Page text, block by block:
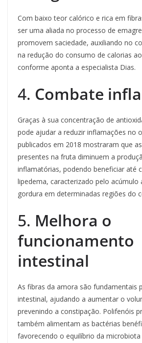
Com baixo teor calórico e rica em
ser uma aliada no processo de
promovem saciedade, auxiliando no
na redução do consumo de calorias
conforme aponta a especialista Dias.
4. Combate
Graças à sua concentração de
pode ajudar a reduzir inflamações no
publicados em 2018 mostraram que
presentes na fruta diminuem a
inflamatórias, podendo beneficiar até
lipedema, caracterizado pelo acúmulo
gordura em determinadas regiões do
5. Melhora o
funcionamento
intestinal
As fibras da amora são fundamentais
intestinal, ajudando a aumentar o
prevenindo a constipação. Polifenóis
também alimentam as bactérias
favorecendo o equilíbrio da